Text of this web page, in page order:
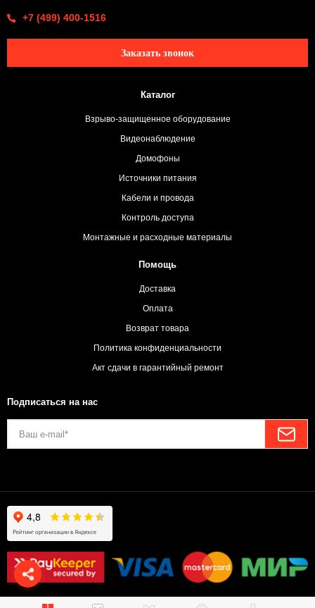
+7 (499) 400-1516
Заказать звонок
Каталог
Взрыво-защищенное оборудование
Видеонаблюдение
Домофоны
Источники питания
Кабели и провода
Контроль доступа
Монтажные и расходные материалы
Помощь
Доставка
Оплата
Возврат товара
Политика конфиденциальности
Акт сдачи в гарантийный ремонт
Подписаться на нас